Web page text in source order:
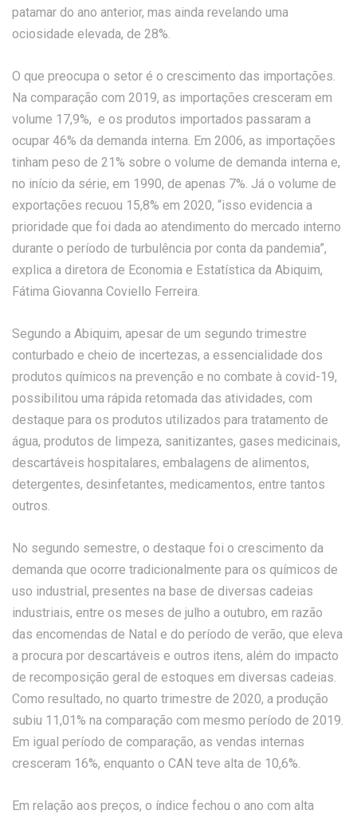
patamar do ano anterior, mas ainda revelando uma
ociosidade elevada, de 28%.
O que preocupa o setor é o crescimento das importações.
Na comparação com 2019, as importações cresceram em
volume 17,9%, e os produtos importados passaram a
ocupar 46% da demanda interna. Em 2006, as importações
tinham peso de 21% sobre o volume de demanda interna e,
no início da série, em 1990, de apenas 7%. Já o volume de
exportações recuou 15,8% em 2020, “isso evidencia a
prioridade que foi dada ao atendimento do mercado interno
durante o período de turbulência por conta da pandemia”,
explica a diretora de Economia e Estatística da Abiquim,
Fátima Giovanna Coviello Ferreira.
Segundo a Abiquim, apesar de um segundo trimestre
conturbado e cheio de incertezas, a essencialidade dos
produtos químicos na prevenção e no combate à covid-19,
possibilitou uma rápida retomada das atividades, com
destaque para os produtos utilizados para tratamento de
água, produtos de limpeza, sanitizantes, gases medicinais,
descartáveis hospitalares, embalagens de alimentos,
detergentes, desinfetantes, medicamentos, entre tantos
outros.
No segundo semestre, o destaque foi o crescimento da
demanda que ocorre tradicionalmente para os químicos de
uso industrial, presentes na base de diversas cadeias
industriais, entre os meses de julho a outubro, em razão
das encomendas de Natal e do período de verão, que eleva
a procura por descartáveis e outros itens, além do impacto
de recomposição geral de estoques em diversas cadeias.
Como resultado, no quarto trimestre de 2020, a produção
subiu 11,01% na comparação com mesmo período de 2019.
Em igual período de comparação, as vendas internas
cresceram 16%, enquanto o CAN teve alta de 10,6%.
Em relação aos preços, o índice fechou o ano com alta